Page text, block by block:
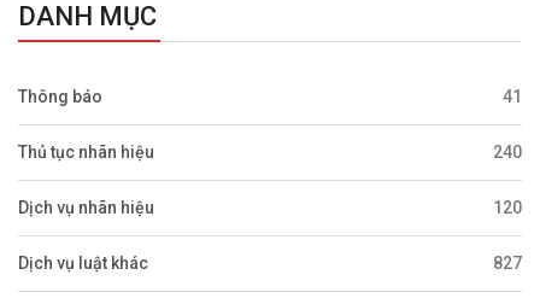
DANH MỤC
Thông báo 41
Thủ tục nhãn hiệu 240
Dịch vụ nhãn hiệu 120
Dịch vụ luật khác 827